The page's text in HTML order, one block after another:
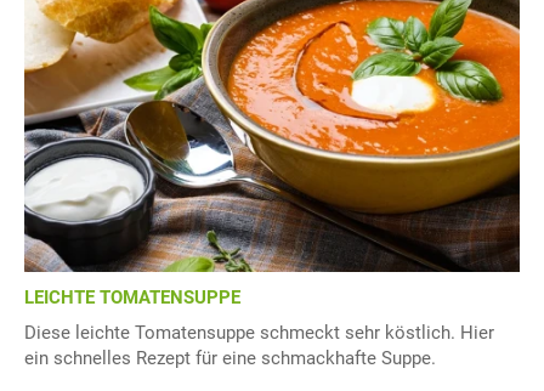
LEICHTE TOMATENSUPPE
Diese leichte Tomatensuppe schmeckt sehr köstlich. Hier
ein schnelles Rezept für eine schmackhafte Suppe.